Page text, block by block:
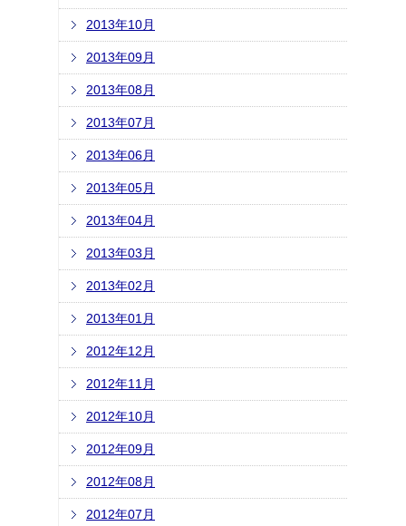
2013年10月
2013年09月
2013年08月
2013年07月
2013年06月
2013年05月
2013年04月
2013年03月
2013年02月
2013年01月
2012年12月
2012年11月
2012年10月
2012年09月
2012年08月
2012年07月